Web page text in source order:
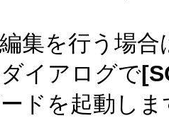
集を行う場
イアログで
ドを起動しま